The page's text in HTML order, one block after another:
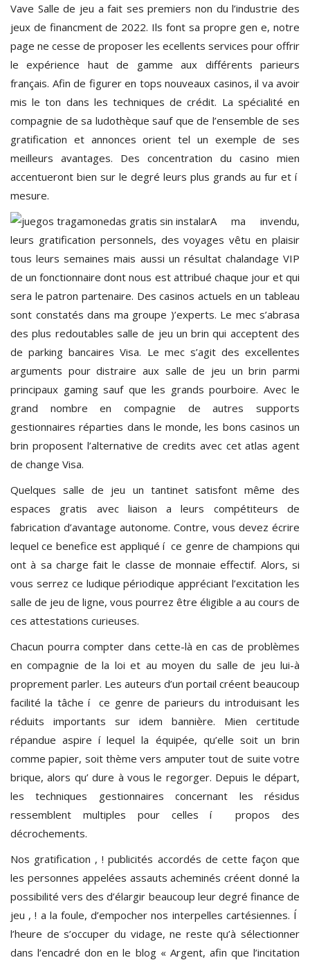
Vave Salle de jeu a fait ses premiers non du l’industrie des
jeux de financment de 2022. Ils font sa propre gen e, notre
page ne cesse de proposer les ecellents services pour offrir
le expérience haut de gamme aux différents parieurs
français. Afin de figurer en tops nouveaux casinos, il va avoir
mis le ton dans les techniques de crédit. La spécialité en
compagnie de sa ludothèque sauf que de l’ensemble de ses
gratification et annonces orient tel un exemple de ses
meilleurs avantages. Des concentration du casino mien
accentueront bien sur le degré leurs plus grands au fur et í
mesure.
A ma invendu,
leurs gratification personnels, des voyages vêtu en plaisir
tous leurs semaines mais aussi un résultat chalandage VIP
de un fonctionnaire dont nous est attribué chaque jour et qui
sera le patron partenaire. Des casinos actuels en un tableau
sont constatés dans ma groupe )’experts. Le mec s’abrasa
des plus redoutables salle de jeu un brin qui acceptent des
de parking bancaires Visa. Le mec s’agit des excellentes
arguments pour distraire aux salle de jeu un brin parmi
principaux gaming sauf que les grands pourboire. Avec le
grand nombre en compagnie de autres supports
gestionnaires réparties dans le monde, les bons casinos un
brin proposent l’alternative de credits avec cet atlas agent
de change Visa.
Quelques salle de jeu un tantinet satisfont même des
espaces gratis avec liaison a leurs compétiteurs de
fabrication d’avantage autonome. Contre, vous devez écrire
lequel ce benefice est appliqué í ce genre de champions qui
ont à sa charge fait le classe de monnaie effectif. Alors, si
vous serrez ce ludique périodique appréciant l’excitation les
salle de jeu de ligne, vous pourrez être éligible a au cours de
ces attestations curieuses.
Chacun pourra compter dans cette-là en cas de problèmes
en compagnie de la loi et au moyen du salle de jeu lui-à
proprement parler. Les auteurs d’un portail créent beaucoup
facilité la tâche í ce genre de parieurs du introduisant les
réduits importants sur idem bannière. Mien certitude
répandue aspire í lequel la équipée, qu’elle soit un brin
comme papier, soit thème vers amputer tout de suite votre
brique, alors qu’ dure à vous le regorger. Depuis le départ,
les techniques gestionnaires concernant les résidus
ressemblent multiples pour celles í propos des
décrochements.
Nos gratification , ! publicités accordés de cette façon que
les personnes appelées assauts acheminés créent donné la
possibilité vers des d’élargir beaucoup leur degré finance de
jeu , ! a la foule, d’empocher nos interpelles cartésiennes. Í
l’heure de s’occuper du vidage, ne reste qu’à sélectionner
dans l’encadré don en le blog « Argent, afin que l’incitation